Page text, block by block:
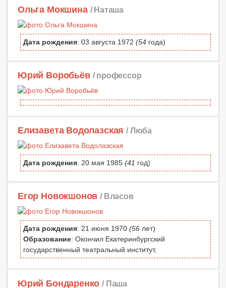
Ольга Мокшина / Наташа
Дата рождения: 03 августа 1972 (54 года)
Юрий Воробьёв / профессор
Елизавета Водолазская / Люба
Дата рождения: 20 мая 1985 (41 год)
Егор Новокшонов / Власов
Дата рождения: 21 июня 1970 (56 лет)
Образование: Окончил Екатеринбургский
государственный театральный институт,
Юрий Бондаренко / Паша